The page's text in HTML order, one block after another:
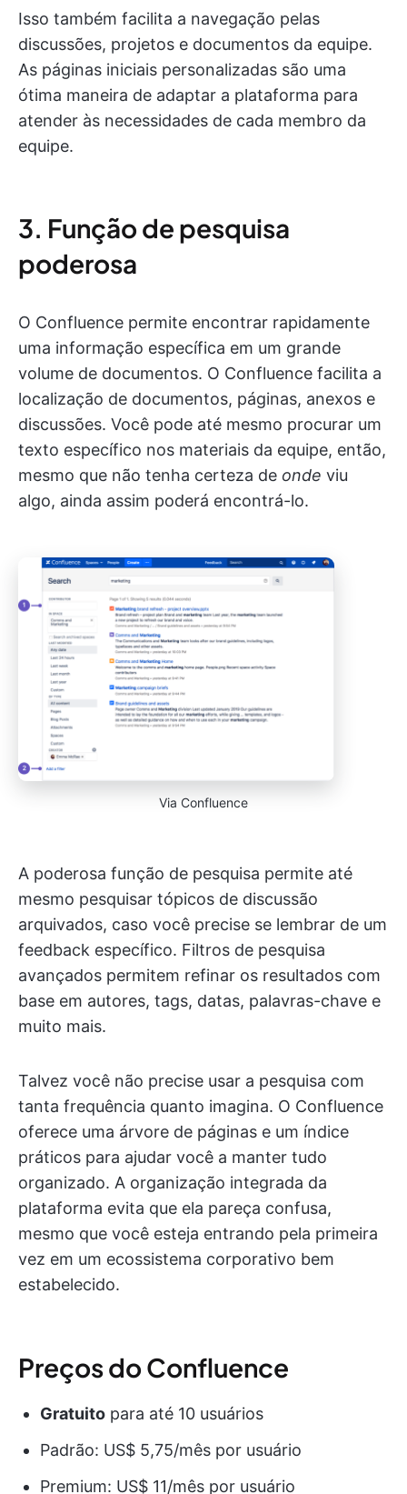
Isso também facilita a navegação pelas
discussões, projetos e documentos da equipe.
As páginas iniciais personalizadas são uma
ótima maneira de adaptar a plataforma para
atender às necessidades de cada membro da
equipe.
3. Função de pesquisa
poderosa
O Confluence permite encontrar rapidamente
uma informação específica em um grande
volume de documentos. O Confluence facilita a
localização de documentos, páginas, anexos e
discussões. Você pode até mesmo procurar um
texto específico nos materiais da equipe, então,
mesmo que não tenha certeza de onde viu
algo, ainda assim poderá encontrá-lo.
Via Confluence
A poderosa função de pesquisa permite até
mesmo pesquisar tópicos de discussão
arquivados, caso você precise se lembrar de um
feedback específico. Filtros de pesquisa
avançados permitem refinar os resultados com
base em autores, tags, datas, palavras-chave e
muito mais.
Talvez você não precise usar a pesquisa com
tanta frequência quanto imagina. O Confluence
oferece uma árvore de páginas e um índice
práticos para ajudar você a manter tudo
organizado. A organização integrada da
plataforma evita que ela pareça confusa,
mesmo que você esteja entrando pela primeira
vez em um ecossistema corporativo bem
estabelecido.
Preços do Confluence
Gratuito para até 10 usuários
Padrão: US$ 5,75/mês por usuário
Premium: US$ 11/mês por usuário